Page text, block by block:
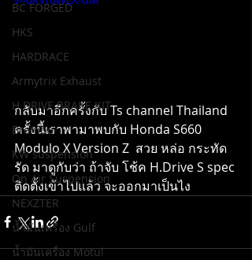
BC FORGED
HKS
HARDRACE
Armytrix Exhaust
H.DRIVE BRAKE KIT
Brembo
KW suspension
On Air Suspension
NEXZTER
น้ำมันเครื่อง Gulf
น้ำมันเครื่อง Motul
กลับมาอีกครั้งกับ Ts channel Thailand
ครั้งนี้เราพามาพบกับ Honda S660
Modulo X Version Z  สวย หล่อ กระทัด
รัด มาดูกับว่า ถ้าจับ โช้ค H.Drive S spec
ติดตั้งเข้าไปแล้ว จะออกมาเป็นไง